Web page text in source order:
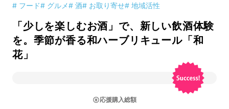
# フード# グルメ# 酒# お取り寄せ# 地域活性
「少しを楽しむお酒」で、新しい飲酒体験
を。季節が香る和ハーブリキュール「和
花」
応援購入総額